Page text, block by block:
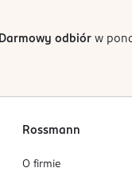
Darmowy odbiórw
Rossmann
O firmie